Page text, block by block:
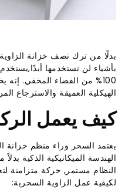
بدلًا من ترك نصف خزانة
بأشياء لن تستخدمها
100% من الفضاء المخفي.
الهيكلية العميقة والاسترجاع
كيف يعمل
يعتمد السحر وراء منظم خزانة
الهندسة الميكانيكية الذكية
النظام مستمر, حركة متزامنة
لكيفية عمل الزاوية السحرية: